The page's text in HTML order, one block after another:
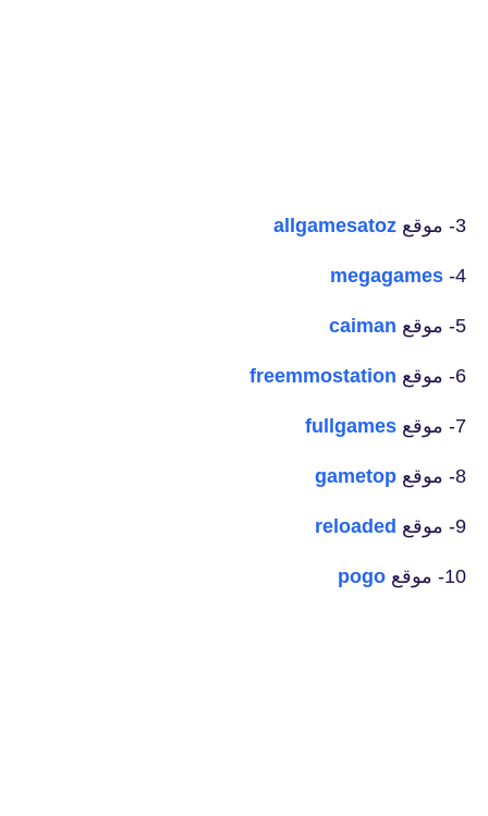
3- موقع allgamesatoz
4-
megagames
5- موقع caiman
6- موقع freemmostation
7- موقع fullgames
8- موقع gametop
9- موقع reloaded
10- موقع pogo